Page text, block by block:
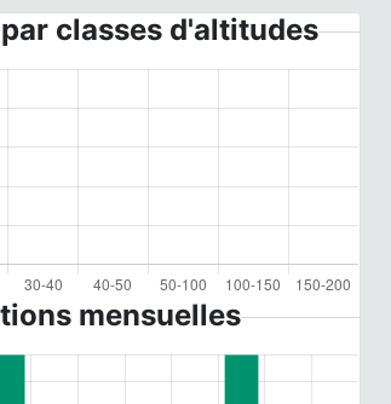
classes d'altitudes
mensuelles